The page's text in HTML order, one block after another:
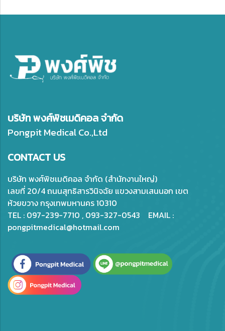
บริษัท พงศ์พิชเมดิคอล จำกัด
Pongpit Medical Co.,Ltd
CONTACT US
บริษัท พงศ์พิชเมดิคอล จำกัด (สำนักงานใหญ่)
เลขที่ 20/4 ถนนสุทธิสารวินิจฉัย แขวงสามเสนนอก เขต
ห้วยขวาง กรุงเทพมหานคร 10310
TEL : 097-239-7710 , 093-327-0543 EMAIL :
pongpitmedical@hotmail.com